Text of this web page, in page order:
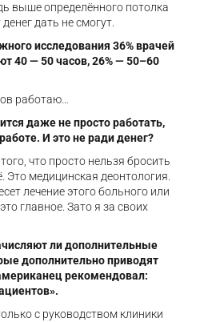
выше определённого потолка
дать не смогут.
исследования 36% врачей
40 — 50 часов, 26% — 50–60
работаю…
даже не просто работать,
И это не ради денег?
что просто нельзя бросить
Это медицинская деонтология.
лечение этого больного или
главное. Зато я за своих
ли дополнительные
дополнительно приводят
рекомендовал:
с руководством клиники